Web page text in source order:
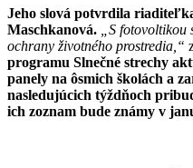
Jeho slová potvrdila
Maschkanová.
„S
ochrany životného prostredia,“
programu Slnečné strechy
panely na ôsmich školách a
nasledujúcich týždňoch
ich zoznam bude známy v